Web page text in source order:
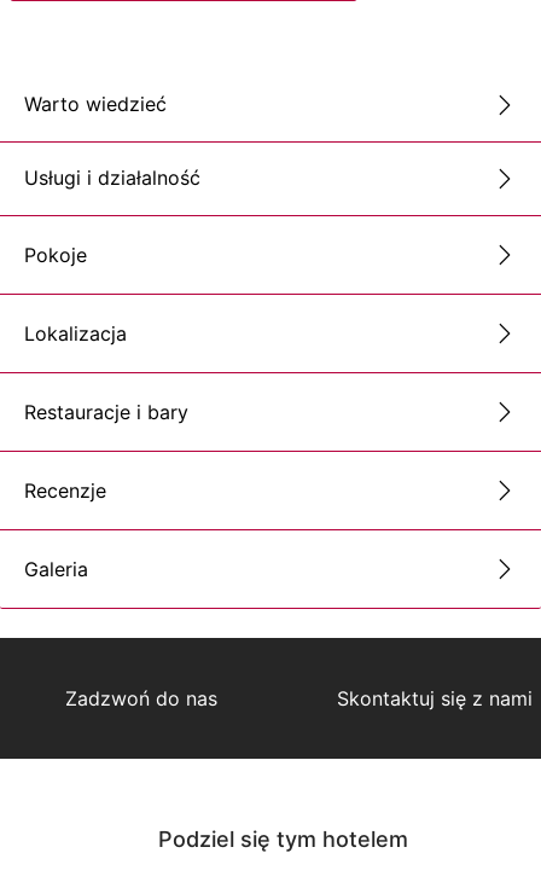
Warto wiedzieć
Usługi i działalność
Pokoje
Lokalizacja
Restauracje i bary
Recenzje
Galeria
Zadzwoń do nas Skontaktuj się z nami
Podziel się tym hotelem